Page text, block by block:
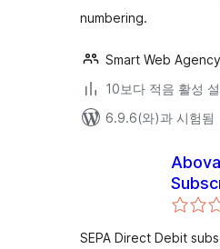
numbering.
Smart Web Agency
10보다 적음 활성
6.9.6(와)과 시험됨
SEPA Direct Debit